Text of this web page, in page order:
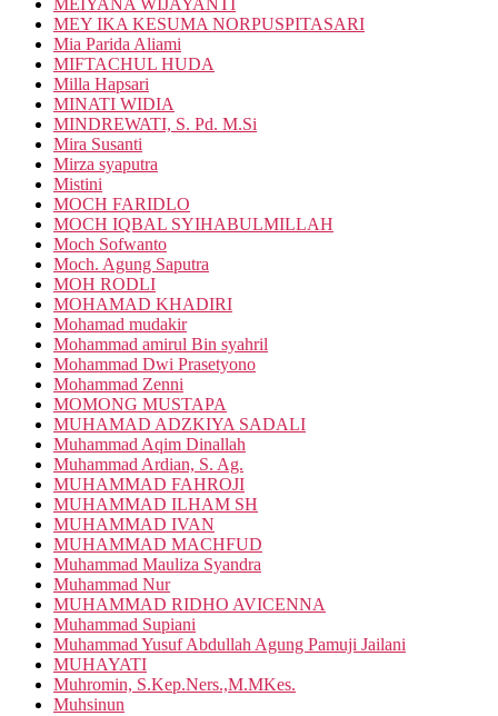
MEIYANA WIJAYANTI
MEY IKA KESUMA NORPUSPITASARI
Mia Parida Aliami
MIFTACHUL HUDA
Milla Hapsari
MINATI WIDIA
MINDREWATI, S. Pd. M.Si
Mira Susanti
Mirza syaputra
Mistini
MOCH FARIDLO
MOCH IQBAL SYIHABULMILLAH
Moch Sofwanto
Moch. Agung Saputra
MOH RODLI
MOHAMAD KHADIRI
Mohamad mudakir
Mohammad amirul Bin syahril
Mohammad Dwi Prasetyono
Mohammad Zenni
MOMONG MUSTAPA
MUHAMAD ADZKIYA SADALI
Muhammad Aqim Dinallah
Muhammad Ardian, S. Ag.
MUHAMMAD FAHROJI
MUHAMMAD ILHAM SH
MUHAMMAD IVAN
MUHAMMAD MACHFUD
Muhammad Mauliza Syandra
Muhammad Nur
MUHAMMAD RIDHO AVICENNA
Muhammad Supiani
Muhammad Yusuf Abdullah Agung Pamuji Jailani
MUHAYATI
Muhromin, S.Kep.Ners.,M.MKes.
Muhsinun